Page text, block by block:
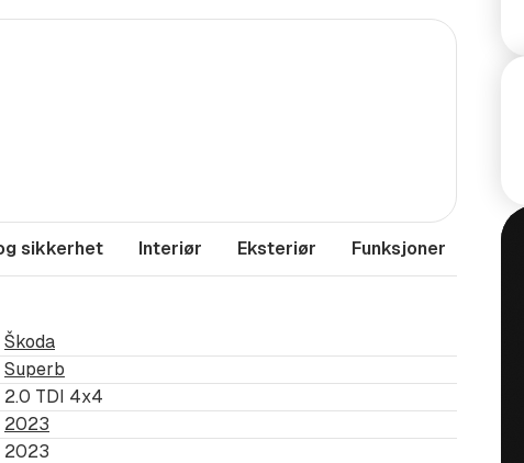
intervall. Alle våre biler blir
Tilstandsrapporten er
kunde på e-post. Bilen
sikkerhet Interiør Eksteriør Funksjoner Mål
Škoda
Superb
2.0 TDI 4x4
2023
2023